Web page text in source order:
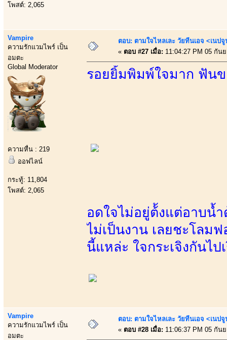
โพสต์: 2,065
Vampire
ความรักแวมไพร์ เป็น
อมตะ
Global Moderator
ความหื่น : 219
ออฟไลน์
กระทู้: 11,804
โพสต์: 2,065
ตอบ: ตามใจไหลเละ วัยทีนเอจ <เนป
« ตอบ #27 เมื่อ: 11:04:27 PM 05 กัน
รอยยิ้มพิมพ์ใจมาก ฟันข
อดใจไม่อยู่ต้้งแต่อาบน้
ไม่เป็นงาน เลยชะโลม
นี้แหล่ะ ใจกระเจิงกันไป
Vampire
ความรักแวมไพร์ เป็น
อมตะ
ตอบ: ตามใจไหลเละ วัยทีนเอจ <เนป
« ตอบ #28 เมื่อ: 11:06:37 PM 05 กัน